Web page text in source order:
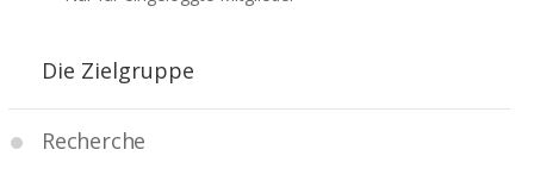
Die Zielgruppe
Recherche